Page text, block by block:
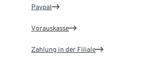
Paypal
Vorauskasse
Zahlung in der Filiale